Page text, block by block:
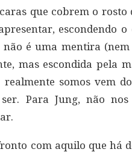
que cobrem o rosto
escondendo
é uma mentira
mas escondida pela
somos vem
Para Jung, não
com aquilo que há